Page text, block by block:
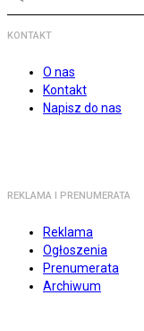
KONTAKT
O nas
Kontakt
Napisz do nas
REKLAMA I PRENUMERATA
Reklama
Ogłoszenia
Prenumerata
Archiwum